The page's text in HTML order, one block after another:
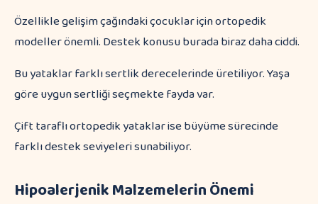
Özellikle gelişim çağındaki çocuklar için ortopedik
modeller önemli. Destek konusu burada biraz daha ciddi.
Bu yataklar farklı sertlik derecelerinde üretiliyor. Yaşa
göre uygun sertliği seçmekte fayda var.
Çift taraflı ortopedik yataklar ise büyüme sürecinde
farklı destek seviyeleri sunabiliyor.
Hipoalerjenik Malzemelerin Önemi